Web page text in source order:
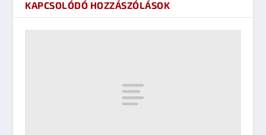
KAPCSOLÓDÓ HOZZÁSZÓLÁSOK